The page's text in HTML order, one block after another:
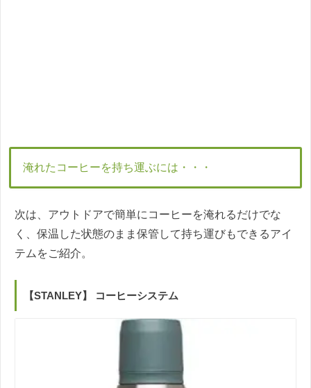
淹れたコーヒーを持ち運ぶには・・・
次は、アウトドアで簡単にコーヒーを淹れるだけでな
く、保温した状態のまま保管して持ち運びもできるアイ
テムをご紹介。
【STANLEY】 コーヒーシステム